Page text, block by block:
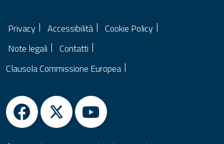
Privacy Accessibilità
Cookie Policy
Note legali
Contatti
Clausola Commissione Europea